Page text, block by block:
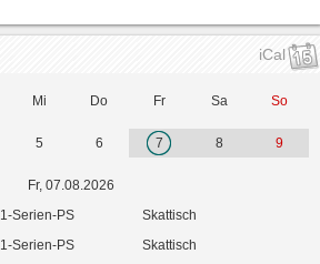
iCal
Mi Do Fr Sa So
5 6 7 8 9
Fr, 07.08.2026
1-Serien-PS
Skattisch
1-Serien-PS Skattisch